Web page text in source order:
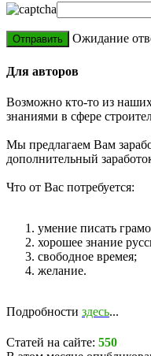
Ожидание
Для авторов
Возможно кто-то из
знаниями в сфере
Мы предлагаем Вам
дополнительный
Что от Вас потребуется:
умение писать
хорошее знание
свободное времея;
желание.
Подробности здесь...
Статей на сайте: 550